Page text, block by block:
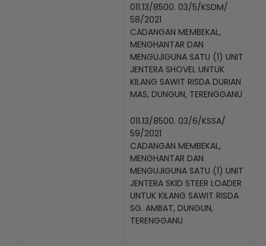
011.13/8500. 03/5/KSDM/
58/2021
CADANGAN MEMBEKAL,
MENGHANTAR DAN
MENGUJIGUNA SATU (1) UNIT
JENTERA SHOVEL UNTUK
KILANG SAWIT RISDA DURIAN
MAS, DUNGUN, TERENGGANU
011.13/8500. 03/6/KSSA/
59/2021
CADANGAN MEMBEKAL,
MENGHANTAR DAN
MENGUJIGUNA SATU (1) UNIT
JENTERA SKID STEER LOADER
UNTUK KILANG SAWIT RISDA
SG. AMBAT, DUNGUN,
TERENGGANU